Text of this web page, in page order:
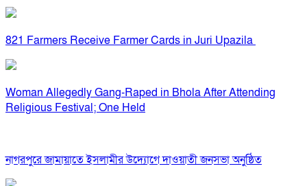
821 Farmers Receive Farmer Cards in Juri Upazila
Woman Allegedly Gang-Raped in Bhola After Attending
Religious Festival; One Held
নাগরপুরে জামায়াতে ইসলামীর উদ্যোগে দাওয়াতী জনসভা অনুষ্ঠিত